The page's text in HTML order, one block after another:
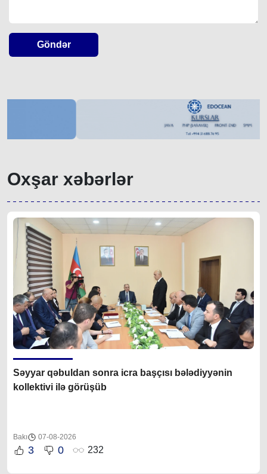
Göndər
Oxşar xəbərlər
Səyyar qəbuldan sonra icra başçısı bələdiyyənin
kollektivi ilə görüşüb
Bakı 07-08-2026
3 0 232